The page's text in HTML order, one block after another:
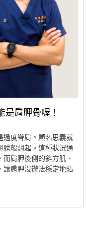
肩胛骨喔！
過度聳肩。顧名思義就
膀般翹起。這種狀況通
肩胛後側的斜方肌、
讓肩胛沒辦法穩定地貼